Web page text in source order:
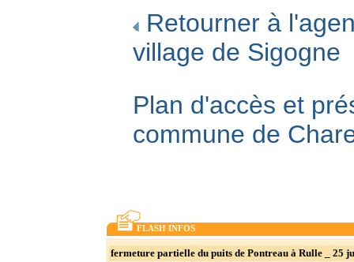
Retourner à
village de Sigogne
Plan d'accès et
commune de
FLASH INFOS
fermeture partielle du puits de Pontreau à Rulle _ 25